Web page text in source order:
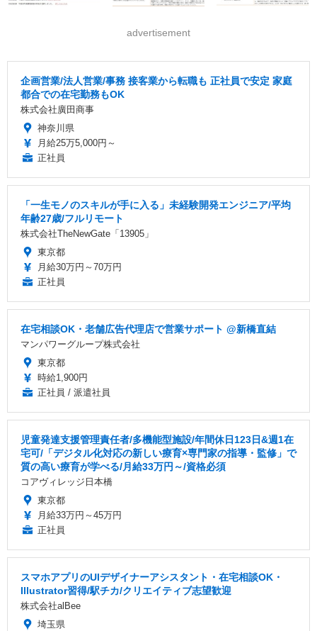
advertisement
企画営業/法人営業/事務 接客業から転職も 正社員で安定 家庭
都合での在宅勤務もOK
株式会社廣田商事
神奈川県
月給25万5,000円～
正社員
「一生モノのスキルが手に入る」未経験開発エンジニア/平均
年齢27歳/フルリモート
株式会社TheNewGate「13905」
東京都
月給30万円～70万円
正社員
在宅相談OK・老舗広告代理店で営業サポート @新橋直結
マンパワーグループ株式会社
東京都
時給1,900円
正社員 / 派遣社員
児童発達支援管理責任者/多機能型施設/年間休日123日&週1在
宅可/「デジタル化対応の新しい療育×専門家の指導・監修」で
質の高い療育が学べる/月給33万円～/資格必須
コアヴィレッジ日本橋
東京都
月給33万円～45万円
正社員
スマホアプリのUIデザイナーアシスタント・在宅相談OK・
Illustrator習得/駅チカ/クリエイティブ志望歓迎
株式会社alBee
埼玉県